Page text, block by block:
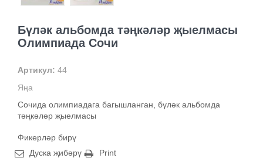
Бүләк альбомда тәңкәләр җыелмасы
Олимпиада Сочи
Артикул: 44
Яңа
Сочида олимпиадага багышланган, бүләк альбомда
тәңкәләр җыелмасы
Фикерләр бирү
Дуска җибәрү
Print